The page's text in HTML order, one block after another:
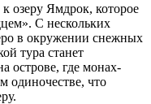
озеру Ямдрок, которое
С нескольких
в окружении снежных
тура станет
острове, где монах-
одиночестве, что